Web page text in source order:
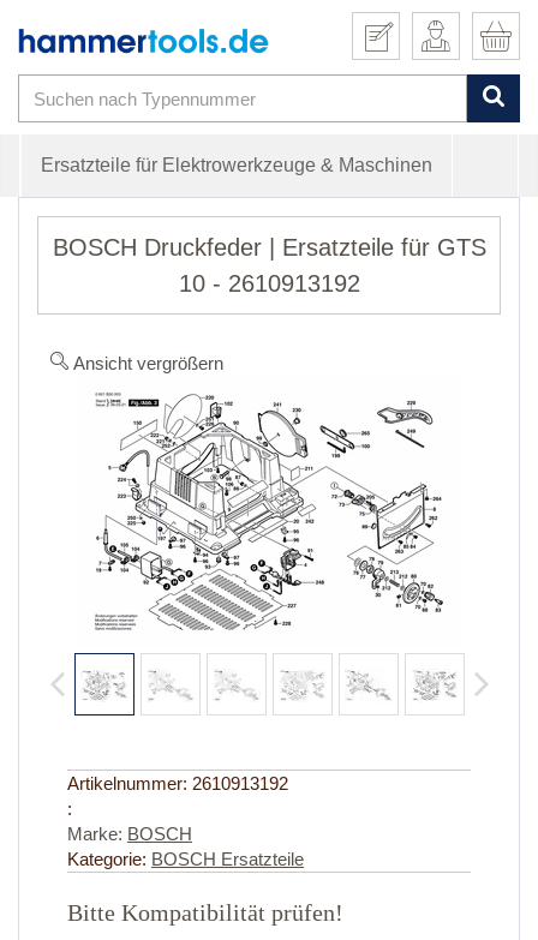
Ersatzteile für Elektrowerkzeuge & Maschinen
BOSCH Druckfeder | Ersatzteile für GTS
10 - 2610913192
Ansicht vergrößern
Artikelnummer: 2610913192
:
Marke: BOSCH
Kategorie: BOSCH Ersatzteile
Bitte Kompatibilität prüfen!